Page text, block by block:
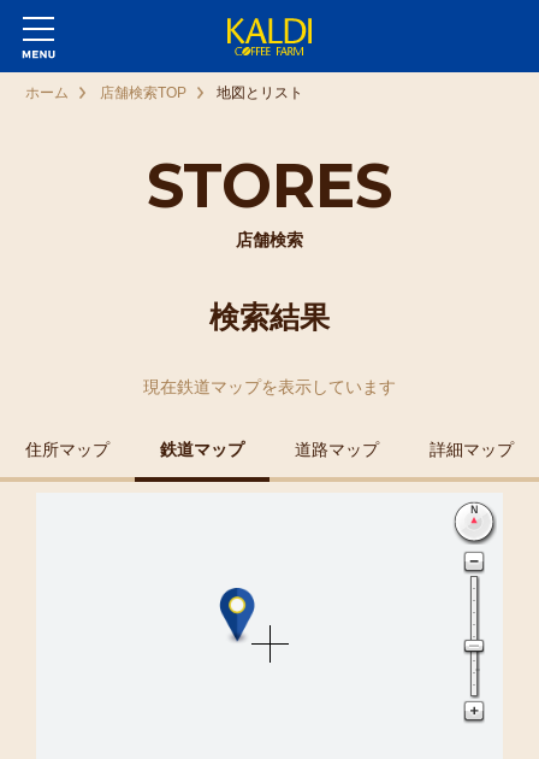
STORES
店舗検索
ホーム 店舗検索TOP 地図とリスト
検索結果
現在鉄道マップを表示しています
住所マップ 鉄道マップ 道路マップ 詳細マップ